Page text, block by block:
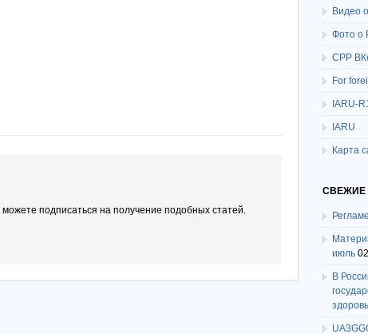
подписаться на получение подобных статей.
Видео
Фото о
СРР
For
IARU-
IARU
Карта
СВЕЖИЕ
июль
В